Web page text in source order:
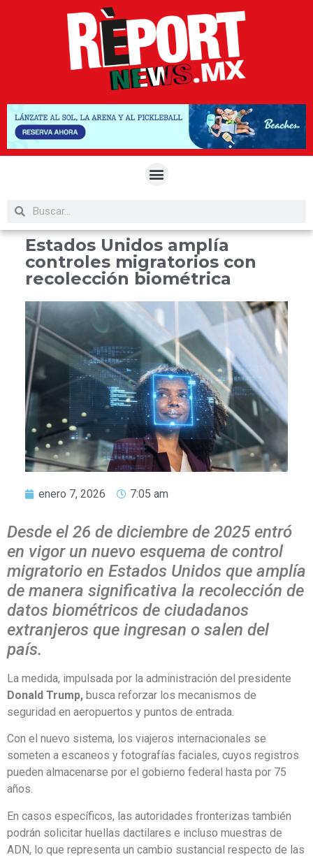
Estados Unidos amplía
controles migratorios con
recolección biométrica
enero 7, 2026 7:05 am
Desde el 26 de diciembre de 2025 entró
en vigor un nuevo esquema de control
migratorio en Estados Unidos que amplía
de manera significativa la recolección de
datos biométricos de ciudadanos
extranjeros que ingresan o salen del
país.
La medida, impulsada por la administración del presidente
Donald Trump, busca reforzar los mecanismos de
seguridad en aeropuertos y puntos de entrada.
Con el nuevo sistema, los viajeros internacionales se
someten a escaneos y fotografías faciales, cuyos registros
pueden almacenarse por el gobierno federal hasta por 75
años.
En casos específicos, las autoridades fronterizas también
podrán solicitar huellas dactilares e incluso muestras de
ADN, lo que representa un cambio sustancial respecto de las